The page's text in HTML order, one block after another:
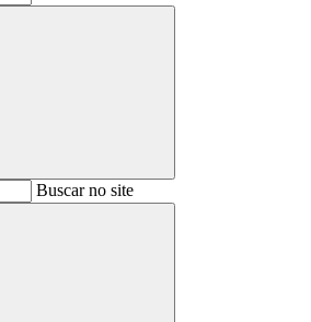
BuscarBuscar no site